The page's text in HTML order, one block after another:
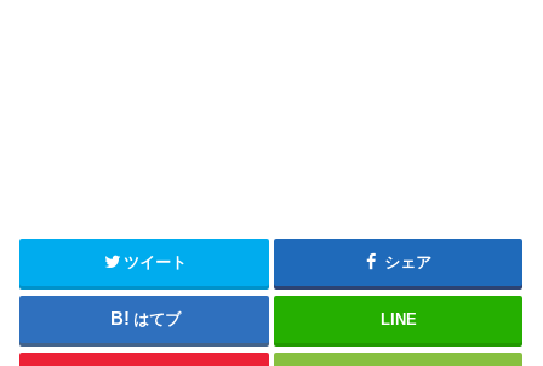
ツイート シェア
はてブ LINE